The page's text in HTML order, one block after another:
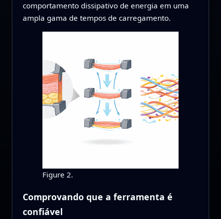
comportamento dissipativo de energia em uma
ampla gama de tempos de carregamento.
Figure 2.
Comprovando que a ferramenta é
confiável